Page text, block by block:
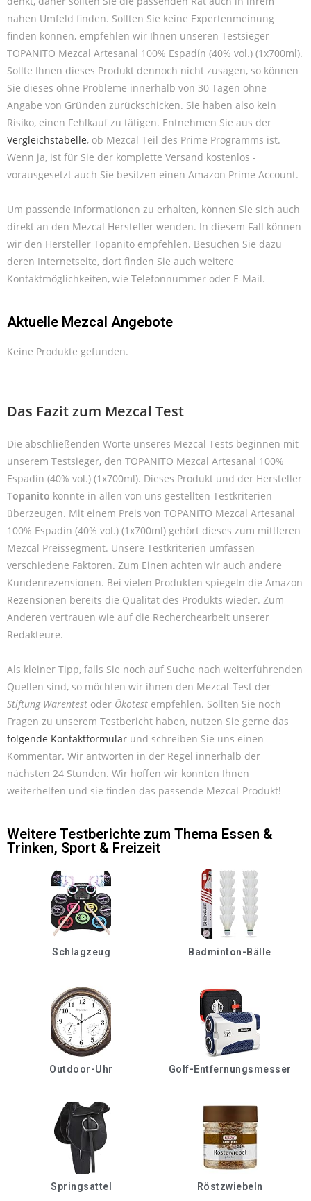
nahen Umfeld finden. Sollten Sie keine Expertenmeinung
finden können, empfehlen wir Ihnen unseren Testsieger
TOPANITO Mezcal Artesanal 100% Espadín (40% vol.) (1x700ml).
Sollte Ihnen dieses Produkt dennoch nicht zusagen, so können
Sie dieses ohne Probleme innerhalb von 30 Tagen ohne
Angabe von Gründen zurückschicken. Sie haben also kein
Risiko, einen Fehlkauf zu tätigen. Entnehmen Sie aus der
Vergleichstabelle, ob Mezcal Teil des Prime Programms ist.
Wenn ja, ist für Sie der komplette Versand kostenlos -
vorausgesetzt auch Sie besitzen einen Amazon Prime Account.
Um passende Informationen zu erhalten, können Sie sich auch
direkt an den Mezcal Hersteller wenden. In diesem Fall können
wir den Hersteller Topanito empfehlen. Besuchen Sie dazu
deren Internetseite, dort finden Sie auch weitere
Kontaktmöglichkeiten, wie Telefonnummer oder E-Mail.
Aktuelle Mezcal Angebote
Keine Produkte gefunden.
Das Fazit zum Mezcal Test
Die abschließenden Worte unseres Mezcal Tests beginnen mit
unserem Testsieger, den TOPANITO Mezcal Artesanal 100%
Espadín (40% vol.) (1x700ml). Dieses Produkt und der Hersteller
Topanito konnte in allen von uns gestellten Testkriterien
überzeugen. Mit einem Preis von TOPANITO Mezcal Artesanal
100% Espadín (40% vol.) (1x700ml) gehört dieses zum mittleren
Mezcal Preissegment. Unsere Testkriterien umfassen
verschiedene Faktoren. Zum Einen achten wir auch andere
Kundenrezensionen. Bei vielen Produkten spiegeln die Amazon
Rezensionen bereits die Qualität des Produkts wieder. Zum
Anderen vertrauen wie auf die Recherchearbeit unserer
Redakteure.
Als kleiner Tipp, falls Sie noch auf Suche nach weiterführenden
Quellen sind, so möchten wir ihnen den Mezcal-Test der
Stiftung Warentest oder Ökotest empfehlen. Sollten Sie noch
Fragen zu unserem Testbericht haben, nutzen Sie gerne das
folgende Kontaktformular und schreiben Sie uns einen
Kommentar. Wir antworten in der Regel innerhalb der
nächsten 24 Stunden. Wir hoffen wir konnten Ihnen
weiterhelfen und sie finden das passende Mezcal-Produkt!
Weitere Testberichte zum Thema Essen &
Trinken, Sport & Freizeit
Schlagzeug Badminton-Bälle
Outdoor-Uhr Golf-Entfernungsmesser
Springsattel Röstzwiebeln